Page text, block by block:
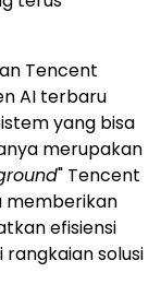
Tencent
AI terbaru
yang bisa
merupakan
" Tencent
memberikan
efisiensi
solusi